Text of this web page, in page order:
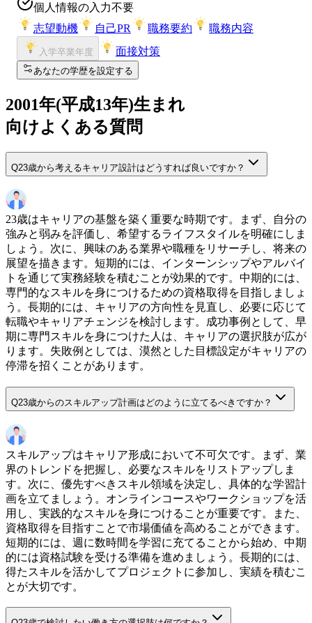
個人情報の入力不要
志望動機
自己PR 職務要約 職務内容
入学卒業年度 面接対策
あなたの学歴を設定する
2001年(平成13年)生まれ
向けよくある質問
Q23歳から考えるキャリア設計はどうすれば良いですか？
23歳はキャリアの基盤を築く重要な時期です。まず、自分の
強みと弱みを評価し、希望するライフスタイルを明確にしま
しょう。次に、興味のある業界や職種をリサーチし、将来の
展望を描きます。短期的には、インターンシップやアルバイ
トを通じて実務経験を積むことが効果的です。中期的には、
専門的なスキルを身につけるための資格取得を目指しましょ
う。長期的には、キャリアの方向性を見直し、必要に応じて
転職やキャリアチェンジを検討します。成功事例として、早
期に専門スキルを身につけた人は、キャリアの選択肢が広が
ります。失敗例としては、漠然とした目標設定がキャリアの
停滞を招くことがあります。
Q23歳からのスキルアップ計画はどのように立てるべきですか？
スキルアップはキャリア形成において不可欠です。まず、業
界のトレンドを把握し、必要なスキルをリストアップしま
す。次に、優先すべきスキル領域を決定し、具体的な学習計
画を立てましょう。オンラインコースやワークショップを活
用し、実践的なスキルを身につけることが重要です。また、
資格取得を目指すことで市場価値を高めることができます。
短期的には、週に数時間を学習に充てることから始め、中期
的には資格試験を受ける準備を進めましょう。長期的には、
得たスキルを活かしてプロジェクトに参加し、実績を積むこ
とが大切です。